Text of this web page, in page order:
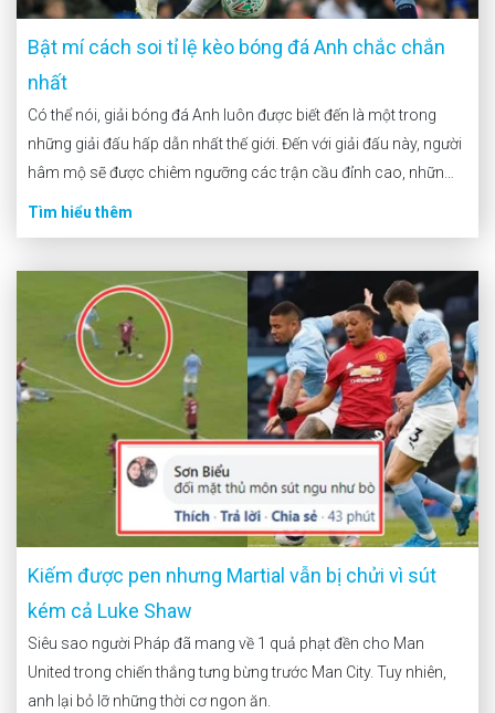
Bật mí cách soi tỉ lệ kèo bóng đá Anh chắc chắn
nhất
Có thể nói, giải bóng đá Anh luôn được biết đến là một trong
những giải đấu hấp dẫn nhất thế giới. Đến với giải đấu này, người
hâm mộ sẽ được chiêm ngưỡng các trận cầu đỉnh cao, những
pha bóng kinh điển và các cầu thủ xuất sắc. […]
Tìm hiểu thêm
Kiếm được pen nhưng Martial vẫn bị chửi vì sút
kém cả Luke Shaw
Siêu sao người Pháp đã mang về 1 quả phạt đền cho Man
United trong chiến thắng tưng bừng trước Man City. Tuy nhiên,
anh lại bỏ lỡ những thời cơ ngon ăn.